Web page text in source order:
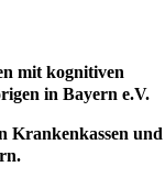
mit kognitiven
in Bayern e.V.
Krankenkassen und